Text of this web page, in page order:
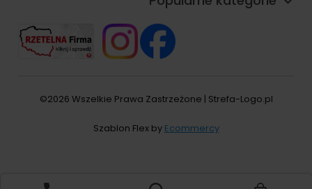
©2026 Wszelkie Prawa Zastrzeżone | Strefa-Logo.pl
Szablon Flex by Ecommercy